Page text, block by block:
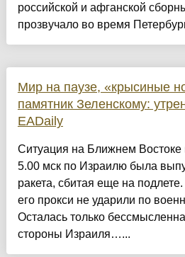
российской и афганской
прозвучало во время
Мир на паузе, «крысиные
памятник Зеленскому:
EADaily
Ситуация на Ближнем Востоке
5.00 мск по Израилю была
ракета, сбитая еще на
его прокси не ударили по
Осталась только
стороны Израиля…...